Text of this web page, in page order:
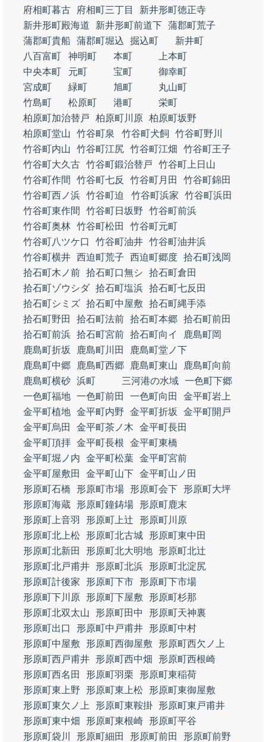
府相町暮古
府相町三丁目
新井形町徳正寺
新井形町殿海道
新井形町前道下 蒲郡町荒子
蒲郡町貴船 蒲郡町堀込 掘込町
新井町
八百富町
神明町 本町
上本町
中央本町
元町 宝町
御幸町
宮成町
緑町 旭町
丸山町
竹島町
松原町 港町
栄町
柏原町加治替戸
柏原町川原 柏原町坂野
柏原町堂山
竹谷町泉 竹谷町犬飼
竹谷町野川
竹谷町内山
竹谷町江尻 竹谷町江畑
竹谷町王子
竹谷町大久古 竹谷町鍛治替戸
竹谷町上日山
竹谷町作間
竹谷町七反 竹谷町月田
竹谷町錦田
竹谷町西ノ浜 竹谷町迫 竹谷町浜家
竹谷町浜田
竹谷町東作間
竹谷町日坂野
竹谷町前浜
竹谷町奥林 竹谷町松田
竹谷町元町
竹谷町八ツケ口
竹谷町油井 竹谷町油井浜
竹谷町横井 西迫町荒子 西迫町郷度 拾石町浅岡
拾石町木ノ前 拾石町口無シ
拾石町倉田
拾石町ゾウシダ 拾石町塩浜 拾石町七反田
拾石町シミズ 拾石町中屋敷
拾石町縄手添
拾石町野田
拾石町法前 拾石町本郷 拾石町前田
拾石町前浜 拾石町宮前 拾石町向イ
鹿島町岡
鹿島町折坂
鹿島町川田
鹿島町堂ノ下
鹿島町中郷
鹿島町西郷 鹿島町東山
鹿島町向前
鹿島町横砂 浜町 三河港の水域 一色町下郷
一色町福地 一色町前田 一色町向田
金平町岩上
金平町植地 金平町内野 金平町折坂
金平町開戸
金平町烏田
金平町茶ノ木
金平町長田
金平町頂拝 金平町長根
金平町東橋
金平町堀ノ内
金平町松葉 金平町宮前
金平町屋敷田
金平町山下 金平町山ノ田
形原町石橋
形原町市場 形原町会下 形原町大坪
形原町海蔵 形原町鐘鋳場 形原町鹿末
形原町上音羽
形原町上辻
形原町川原
形原町北上松 形原町北古城 形原町東中田
形原町北新田
形原町北大明地 形原町北辻
形原町北戸甫井 形原町北浜 形原町北淀尻
形原町計後家
形原町下市 形原町下市場
形原町下川原 形原町下屋敷
形原町杉那
形原町北双太山
形原町田中
形原町天神裏
形原町出口
形原町中戸甫井 形原町中村
形原町中屋敷
形原町西御屋敷
形原町西欠ノ上
形原町西戸甫井 形原町西中畑
形原町西根崎
形原町西名田
形原町羽栗
形原町東稲荷
形原町東上野
形原町東上松 形原町東御屋敷
形原町東欠ノ上
形原町東鞍掛 形原町東戸甫井
形原町東中畑
形原町東根崎 形原町平谷
形原町袋川
形原町細田 形原町前田
形原町前野